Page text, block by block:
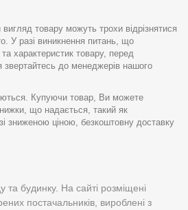
вигляд товару можуть трохи відрізнятися
У разі виникнення питань, що
характеристик товару, перед
до менеджерів нашого
Купуючи товар, Ви можете
що надається, такий як
зниженою ціною, безкоштовну доставку
та будинку. На сайті розміщені
постачальників, вироблені з